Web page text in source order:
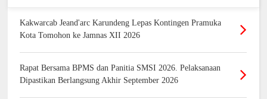
Kakwarcab Jeand'arc Karundeng Lepas Kontingen Pramuka
Kota Tomohon ke Jamnas XII 2026
Rapat Bersama BPMS dan Panitia SMSI 2026. Pelaksanaan
Dipastikan Berlangsung Akhir September 2026